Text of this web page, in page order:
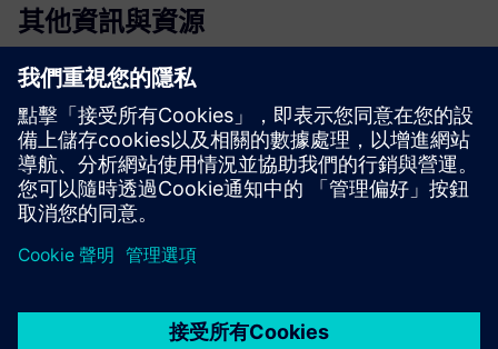
其他資訊與資源
IOlab-組織框架
先決條件
沒有要求